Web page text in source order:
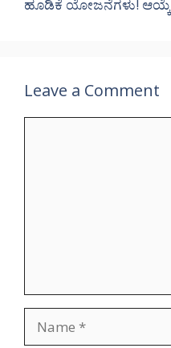
ಹೂಡಿಕೆ ಯೋಜನೆಗಳು!
Leave a Comment